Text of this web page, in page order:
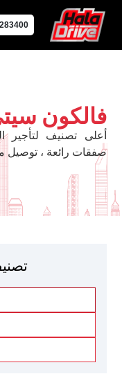
فالكون
أعلى تصنيف لتأجير
صفقات رائعة ، توصيل